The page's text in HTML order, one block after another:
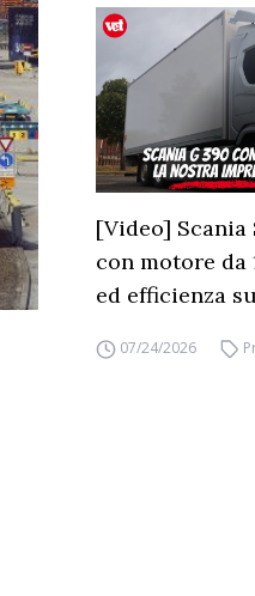
[Video] Scania
con motore da
ed efficienza
07/24/2026